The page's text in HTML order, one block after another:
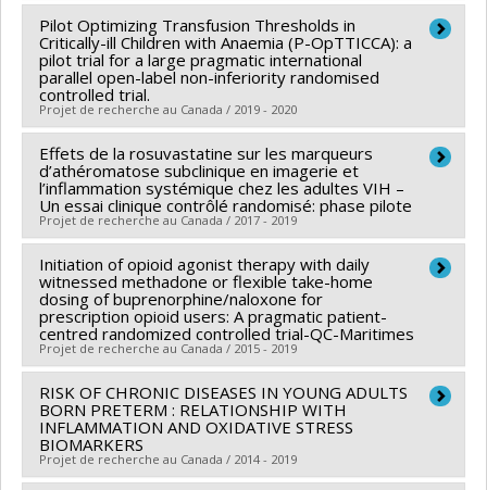
en santé du Canada
Programmes de subvention :PVXXXXXX-Subvention
d'équipe
Chercheur principal : Nils Chaillet
Co-chercheurs : François Beaudoin,François
Champagne,Mira Johri,François Audibert,Robert
Gauthier,Louise Duperron,Marie-Josée Bédard
Benoît Mâsse
Sources de financement :IRSC/Instituts de recherche
en santé du Canada
Programmes de subvention :
Pilot Optimizing Transfusion Thresholds in
Critically-ill Children with Anaemia (P-OpTTICCA): a
pilot trial for a large pragmatic international
parallel open-label non-inferiority randomised
controlled trial.
Projet de recherche au Canada / 2019 - 2020
Chercheur principal : Jacques Lacroix
Co-chercheurs : Fabrice P. Brunet,Philippe Jouvet
Helen Trottier, Marisa Tucci,Paul Hébert,Nancy
Robitaille,Benoît Mâsse,Geneviève Du Pont-
Thibodeau,Nadezhda Roumeliotis ,Samuel Kadoury,
Dean Fergusson,Isabel Fortier, Patricia Scolari
Fontela,Philip Spinella,Simon Stanworth,Samiran
Ray,Stéphane Leteurtre
Sources de financement :IRSC/Instituts de recherche
en santé du Canada
Programmes de subvention :PVXXXXXX-(PJT)
Subvention Projet
Effets de la rosuvastatine sur les marqueurs
d’athéromatose subclinique en imagerie et
l’inflammation systémique chez les adultes VIH –
Un essai clinique contrôlé randomisé: phase pilote
Projet de recherche au Canada / 2017 - 2019
Chercheur principal : Carl Chartrand-Lefebvre
Co-chercheurs : Guy Cloutier,Cécile Tremblay
Mansour,Madeleine Durand,An Tang ,Benoît Mâsse
Sources de financement :FRQS/Fonds de recherche
du Québec - Santé (FRSQ)
Programmes de subvention :PVXXXXXX-Recherches
en radiologie
Initiation of opioid agonist therapy with daily
witnessed methadone or flexible take-home
dosing of buprenorphine/naloxone for
prescription opioid users: A pragmatic patient-
centred randomized controlled trial-QC-Maritimes
Projet de recherche au Canada / 2015 - 2019
Chercheur principal : Julie Bruneau
Co-chercheurs : Didier Jutras-Aswad,Janusz
Kaczorowski,
Tremblay,Michel Perreault
RISK OF CHRONIC DISEASES IN YOUNG ADULTS
BORN PRETERM : RELATIONSHIP WITH
INFLAMMATION AND OXIDATIVE STRESS
BIOMARKERS
Projet de recherche au Canada / 2014 - 2019